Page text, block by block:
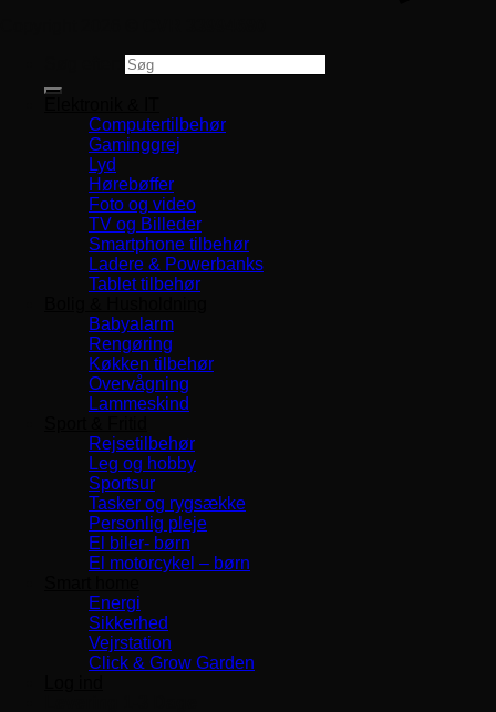
Computertilbehør
Gaminggrej
Lyd
Hørebøffer
Foto og video
TV og Billeder
Smartphone tilbehør
Ladere & Powerbanks
Tablet tilbehør
Babyalarm
Rengøring
Køkken tilbehør
Overvågning
Lammeskind
Rejsetilbehør
Leg og hobby
Sportsur
Tasker og rygsække
Personlig pleje
El biler- børn
El motorcykel – børn
Energi
Sikkerhed
Vejrstation
Click & Grow Garden